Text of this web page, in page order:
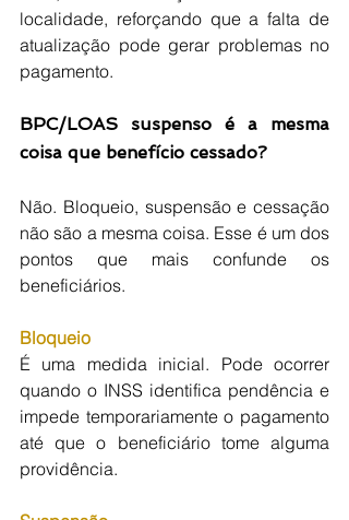
localidade, reforçando que a falta de
atualização pode gerar problemas no
pagamento.
BPC/LOAS suspenso é a mesma
coisa que benefício cessado?
Não. Bloqueio, suspensão e cessação
não são a mesma coisa. Esse é um dos
pontos que mais confunde os
beneficiários.
Bloqueio
É uma medida inicial. Pode ocorrer
quando o INSS identifica pendência e
impede temporariamente o pagamento
até que o beneficiário tome alguma
providência.